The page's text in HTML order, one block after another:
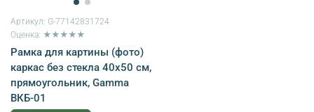
Артикул: G-77142831724
Оценка: ★★★★★
Рамка для картины (фото)
каркас без стекла 40х50 см,
прямоугольник, Gamma
ВКБ-01